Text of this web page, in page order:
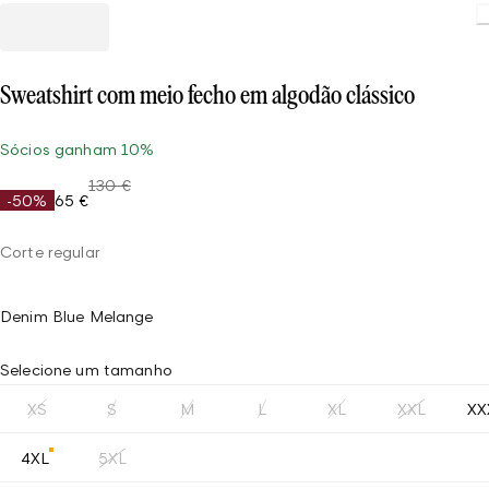
Sweatshirt com meio fecho em algodão clássico
Sócios ganham 10%
-50% 65 €
130 €
Corte regular
Denim Blue Melange
Selecione um tamanho
XS S M L XL XXL
4XL 5XL